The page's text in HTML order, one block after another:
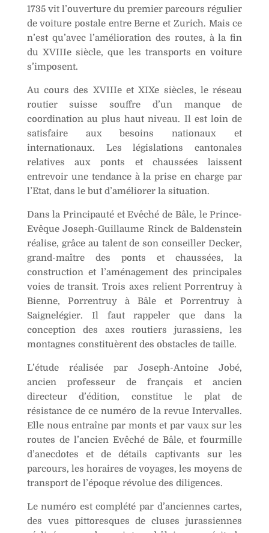
1735 vit l’ouverture du premier parcours régulier
de voiture postale entre Berne et Zurich. Mais ce
n’est qu’avec l’amélioration des routes, à la fin
du XVIIIe siècle, que les transports en voiture
s’imposent.
Au cours des XVIIIe et XIXe siècles, le réseau
routier suisse souffre d’un manque de
coordination au plus haut niveau. Il est loin de
satisfaire aux besoins nationaux et
internationaux. Les législations cantonales
relatives aux ponts et chaussées laissent
entrevoir une tendance à la prise en charge par
l’Etat, dans le but d’améliorer la situation.
Dans la Principauté et Evêché de Bâle, le Prince-
Evêque Joseph-Guillaume Rinck de Baldenstein
réalise, grâce au talent de son conseiller Decker,
grand-maître des ponts et chaussées, la
construction et l’aménagement des principales
voies de transit. Trois axes relient Porrentruy à
Bienne, Porrentruy à Bâle et Porrentruy à
Saignelégier. Il faut rappeler que dans la
conception des axes routiers jurassiens, les
montagnes constituèrent des obstacles de taille.
L’étude réalisée par Joseph-Antoine Jobé,
ancien professeur de français et ancien
directeur d’édition, constitue le plat de
résistance de ce numéro de la revue Intervalles.
Elle nous entraîne par monts et par vaux sur les
routes de l’ancien Evêché de Bâle, et fourmille
d’anecdotes et de détails captivants sur les
parcours, les horaires de voyages, les moyens de
transport de l’époque révolue des diligences.
Le numéro est complété par d’anciennes cartes,
des vues pittoresques de cluses jurassiennes